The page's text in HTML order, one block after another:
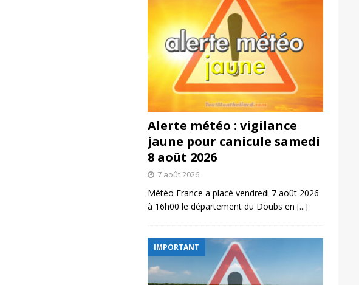
Alerte météo : vigilance
jaune pour canicule samedi
8 août 2026
7 août 2026
Météo France a placé vendredi 7 août 2026
à 16h00 le département du Doubs en [...]
IMPORTANT